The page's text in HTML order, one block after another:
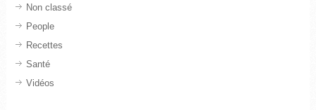
Non classé
People
Recettes
Santé
Vidéos